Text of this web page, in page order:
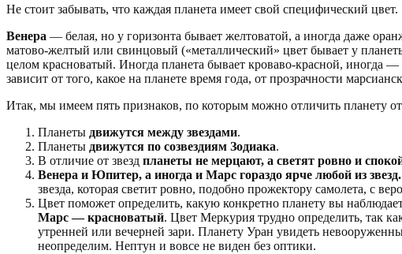
Не стоит забывать, что каждая планета имеет свой специфический цвет.
Венера — белая, но у горизонта бывает желтоватой, а иногда даже
матово-желтый или свинцовый («металлический» цвет бывает у
целом красноватый. Иногда планета бывает кроваво-красной,
зависит от того, какое на планете время года, от прозрачности
Итак, мы имеем пять признаков, по которым можно отличить планету от
Планеты движутся между звездами.
Планеты движутся по созвездиям Зодиака.
В отличие от звезд планеты не мерцают, а светят ровно и
Венера и Юпитер, а иногда и Марс гораздо ярче любой из звезд.
звезда, которая светит ровно, подобно прожектору самолета, с
Цвет поможет определить, какую конкретно планету вы
Марс — красноватый. Цвет Меркурия трудно определить, так
утренней или вечерней зари. Планету Уран увидеть
неопределим. Нептун и вовсе не виден без оптики.